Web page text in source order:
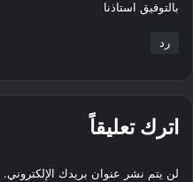
ل
بالتوفيق استاذنا
رد
اترك تعليقاً
لن يتم نشر عنوان بريدك الإلكتروني.